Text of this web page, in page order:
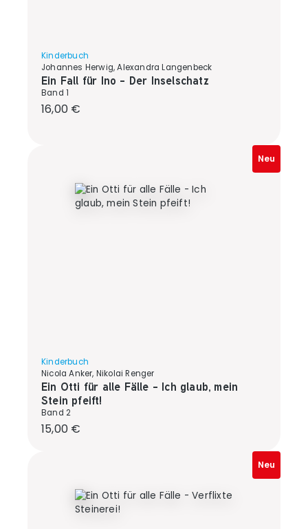
Kinderbuch
Johannes Herwig, Alexandra Langenbeck
Ein Fall für Ino - Der Inselschatz
Band 1
Regulärer Preis:
16,00 €
Neu
Kinderbuch
Nicola Anker, Nikolai Renger
Ein Otti für alle Fälle - Ich glaub, mein
Stein pfeift!
Band 2
Regulärer Preis:
15,00 €
Neu